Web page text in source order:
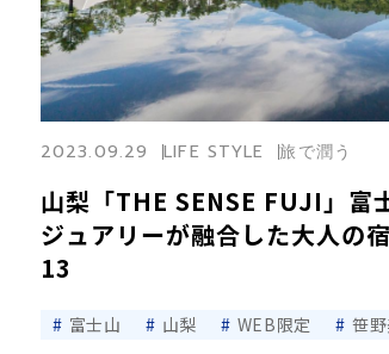
山梨「THE SENSE FUJI」富
ジュアリーが融合した大人の
13
2023.09.29 LIFE STYLE 旅で潤う
富士山 山梨 WEB限定 笹